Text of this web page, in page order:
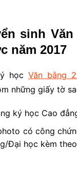
sinh Văn
năm 2017
học Văn bằng
những giấy tờ
ký học Cao
có công
Đại học kèm